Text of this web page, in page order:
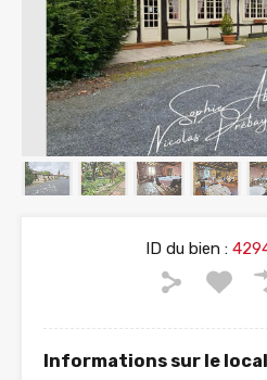
ID du bien :
Informations sur le local